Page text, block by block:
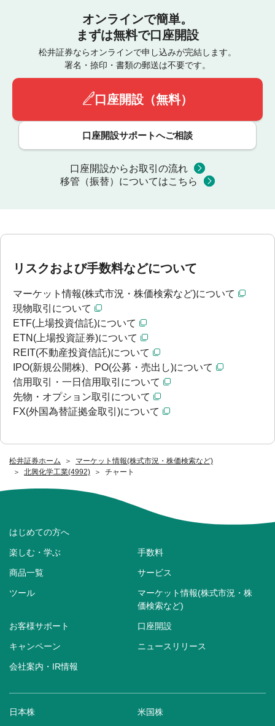
松井証券ホーム
マーケット情報(株式市況・株価検索など)
北興化学工業(4992)
チャート
オンラインで簡単。
まずは無料で口座開設
松井証券ならオンラインで申し込みが完結します。
署名・捺印・書類の郵送は不要です。
口座開設（無料）
口座開設サポートへご相談
口座開設からお取引の流れ
移管（振替）についてはこちら
リスクおよび手数料などについて
マーケット情報(株式市況・株価検索など)について
現物取引について
ETF(上場投資信託)について
ETN(上場投資証券)について
REIT(不動産投資信託)について
IPO(新規公開株)、PO(公募・売出し)について
信用取引・一日信用取引について
先物・オプション取引について
FX(外国為替証拠金取引)について
はじめての方へ
楽しむ・学ぶ 手数料
商品一覧 サービス
ツール
マーケット情報(株式市況・株
価検索など)
お客様サポート 口座開設
キャンペーン ニュースリリース
会社案内・IR情報
日本株 米国株